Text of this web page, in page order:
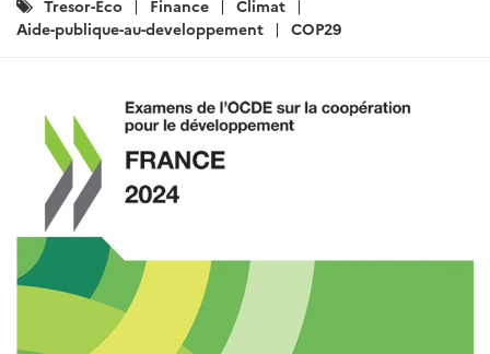
Catégories
:
Tresor-Eco Finance
Climat
Aide-publique-au-developpement
COP29